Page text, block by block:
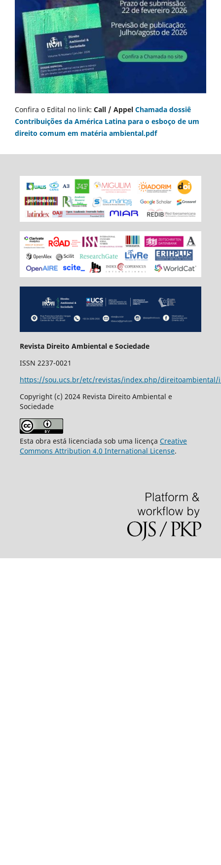
Confira o Edital no link: Call / Appel Chamada dossiê
Contribuições da América Latina para o esboço de um
direito comum em matéria ambiental.pdf
Revista Direito Ambiental e Sociedade
ISSN 2237-0021
https://sou.ucs.br/etc/revistas/index.php/direitoambiental/
Copyright (c) 2024 Revista Direito Ambiental e
Sociedade
Esta obra está licenciada sob uma licença Creative
Commons Attribution 4.0 International License.